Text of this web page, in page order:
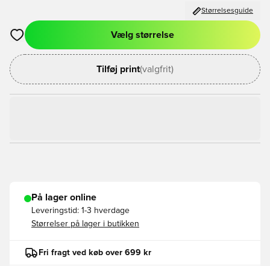
Størrelsesguide
Åbner en Modal til at logge ind eller tilmelde dig som medlem
Vælg størrelse
Tilføj print(valgfrit)
På lager online
Leveringstid: 1-3 hverdage
Størrelser på lager i butikken
Fri fragt ved køb over 699 kr